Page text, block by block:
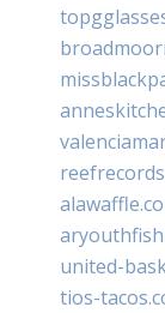
united-
tios-